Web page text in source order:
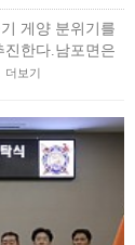
게양 분위기를
진한다.남포면은
더보기